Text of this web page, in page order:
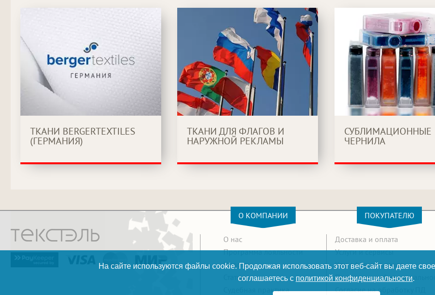
ТКАНИ BERGERTEXTILES
(ГЕРМАНИЯ)
ТКАНИ ДЛЯ ФЛАГОВ И
НАРУЖНОЙ РЕКЛАМЫ
СУБЛИМАЦИОННЫЕ
ЧЕРНИЛА
О КОМПАНИИ
О нас
Программа лояльности
Новости
Статьи
Судебная практика
ПОКУПАТЕЛЮ
Доставка и оплата
Услуги и сервисы
Как оформить заказ
Политика
Согласие на обработку ПД
На сайте используются файлы cookie. Продолжая использовать этот веб-сайт вы даете
соглашаетесь с политикой конфиденциальности.